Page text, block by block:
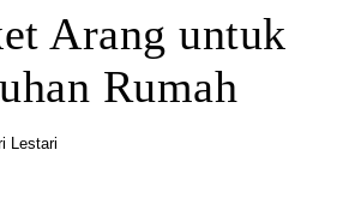
Arang untuk
Rumah
Lestari